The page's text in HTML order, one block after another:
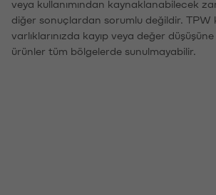
veya kullanımından kaynaklanabilecek
diğer sonuçlardan sorumlu değildir. TPW
varlıklarınızda kayıp veya değer
ürünler tüm bölgelerde sunulmayabilir.